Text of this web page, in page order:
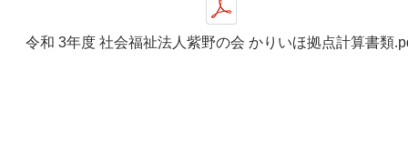
令和 3年度 社会福祉法人紫野の会 かりいほ拠点計算書類